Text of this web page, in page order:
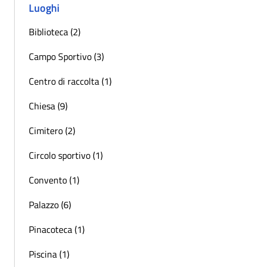
Luoghi
Biblioteca (2)
Campo Sportivo (3)
Centro di raccolta (1)
Chiesa (9)
Cimitero (2)
Circolo sportivo (1)
Convento (1)
Palazzo (6)
Pinacoteca (1)
Piscina (1)